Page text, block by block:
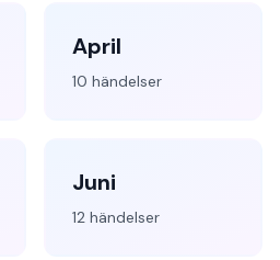
April
10 händelser
Juni
12 händelser